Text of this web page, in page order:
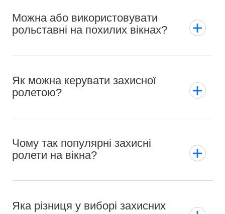
Можна або використовувати
рольставні на похилих вікнах?
Як можна керувати захисної
ролетою?
Чому так популярні захисні
ролети на вікна?
Яка різниця у виборі захисних